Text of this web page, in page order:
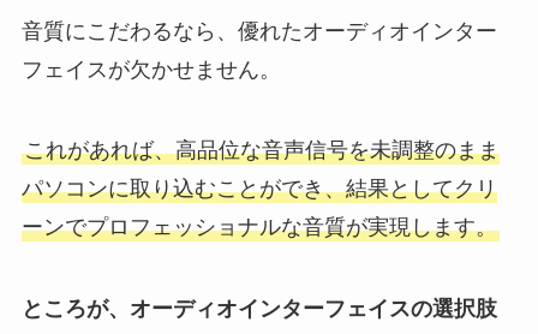
音質にこだわるなら、優れたオーディオインター
フェイスが欠かせません。
これがあれば、高品位な音声信号を未調整のまま
パソコンに取り込むことができ、結果としてクリ
ーンでプロフェッショナルな音質が実現します。
ところが、オーディオインターフェイスの選択肢